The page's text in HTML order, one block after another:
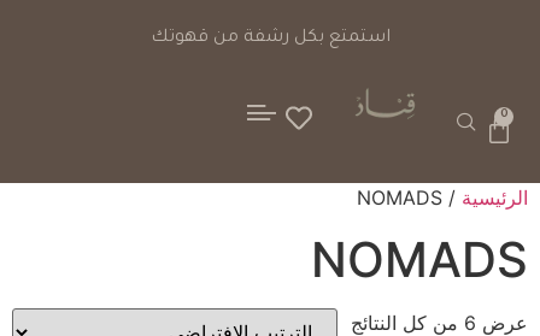
استمتع بكل رشفة من قهوتك
0
الرئيسية / NOMADS
NOMADS
عرض ⁦6⁩ من كل النتائج